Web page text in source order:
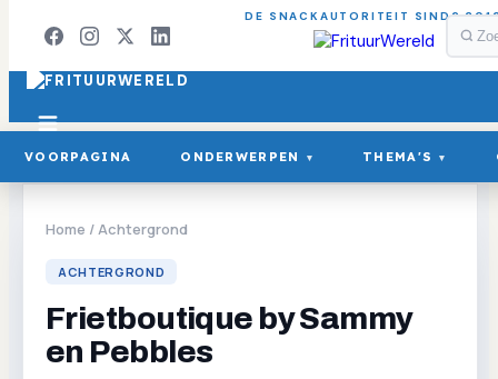
DE SNACKAUTORITEIT SINDS
VOORPAGINA ONDERWERPEN ▾ THEMA'S ▾
Home /Achtergrond
ACHTERGROND
Frietboutique by Sammy
en Pebbles